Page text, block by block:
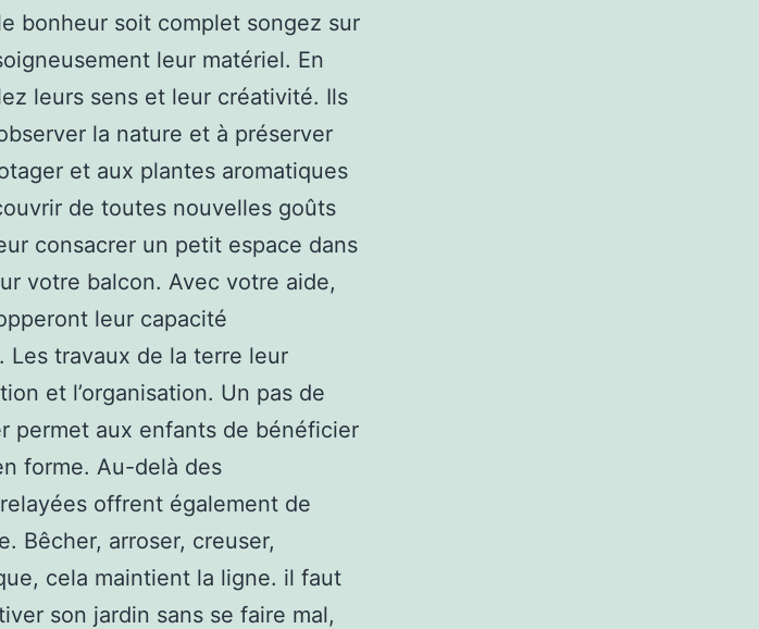
bonheur soit complet songez sur
leur matériel. En
leurs sens et leur créativité. Ils
la nature et à préserver
et aux plantes aromatiques
de toutes nouvelles goûts
consacrer un petit espace dans
votre balcon. Avec votre aide,
leur capacité
Les travaux de la terre leur
et l’organisation. Un pas de
permet aux enfants de bénéficier
forme. Au-delà des
offrent également de
Bêcher, arroser, creuser,
cela maintient la ligne. il faut
son jardin sans se faire mal,